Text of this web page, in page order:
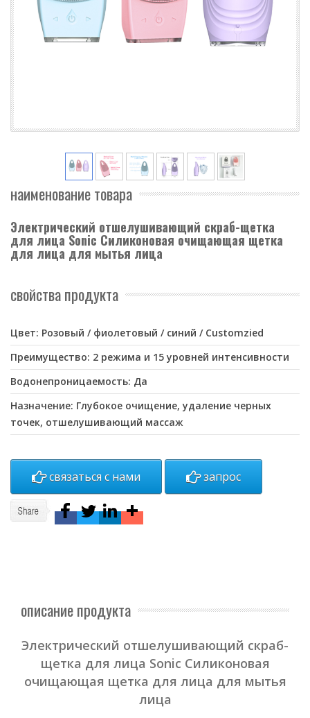
наименование товара
Электрический отшелушивающий скраб-щетка
для лица Sonic Силиконовая очищающая щетка
для лица для мытья лица
свойства продукта
Цвет: Розовый / фиолетовый / синий / Customzied
Преимущество: 2 режима и 15 уровней интенсивности
Водонепроницаемость: Да
Назначение: Глубокое очищение, удаление черных
точек, отшелушивающий массаж
связаться с нами запрос
описание продукта
Электрический отшелушивающий скраб-
щетка для лица Sonic Силиконовая
очищающая щетка для лица для мытья
лица